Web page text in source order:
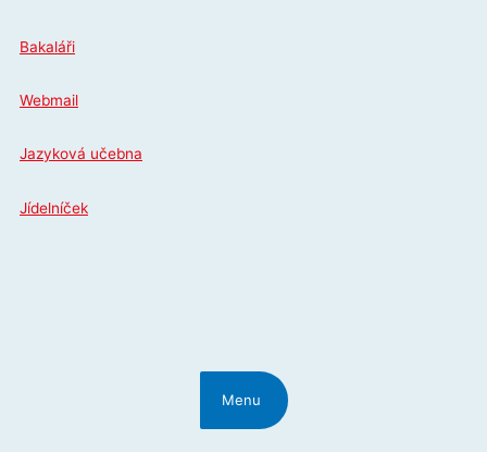
obsah
Bakaláři
Webmail
Jazyková učebna
Jídelníček
Menu